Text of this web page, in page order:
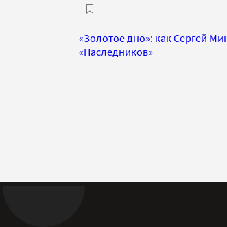
«Золотое дно»: как Сергей
«Наследников»